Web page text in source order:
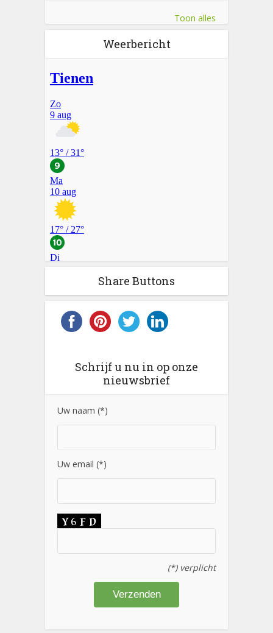
Toon alles
Weerbericht
Share Buttons
Schrijf u nu in op onze
nieuwsbrief
Uw naam (*)
Uw email (*)
(*) verplicht